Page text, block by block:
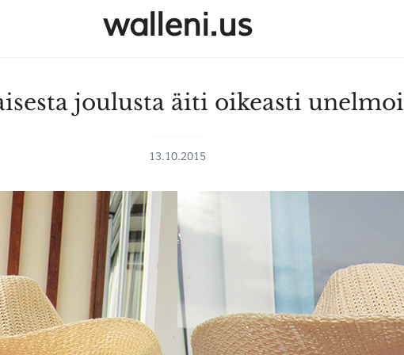
walleni.us
SULJE HAKU ✕
joulusta äiti oikeasti unelmoi
13.10.2015